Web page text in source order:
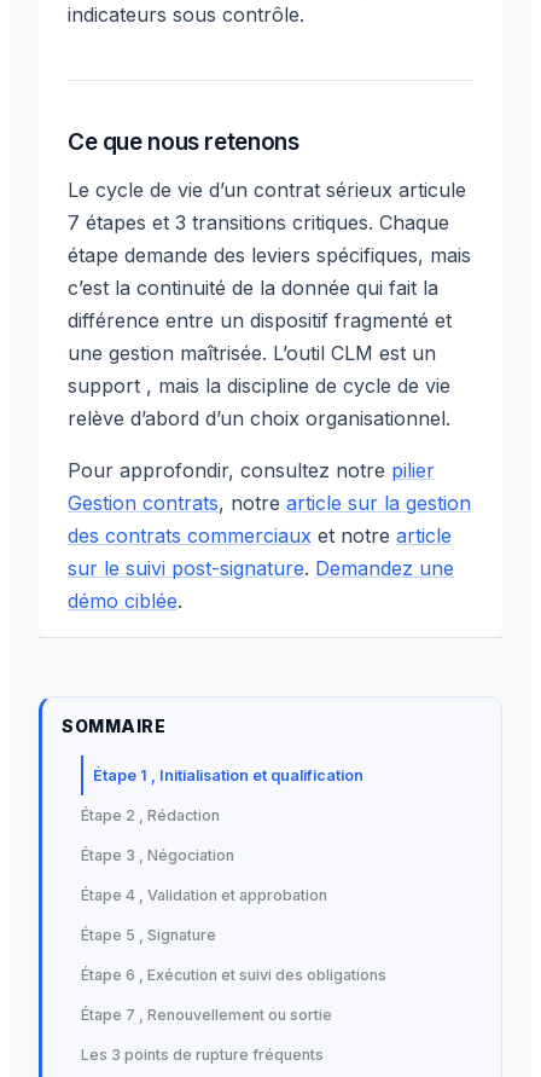
indicateurs sous contrôle.
Ce que nous retenons
Le cycle de vie d’un contrat sérieux articule
7 étapes et 3 transitions critiques. Chaque
étape demande des leviers spécifiques, mais
c’est la continuité de la donnée qui fait la
différence entre un dispositif fragmenté et
une gestion maîtrisée. L’outil CLM est un
support , mais la discipline de cycle de vie
relève d’abord d’un choix organisationnel.
Pour approfondir, consultez notre pilier
Gestion contrats, notre article sur la gestion
des contrats commerciaux et notre article
sur le suivi post-signature. Demandez une
démo ciblée.
SOMMAIRE
Étape 1 , Initialisation et qualification
Étape 2 , Rédaction
Étape 3 , Négociation
Étape 4 , Validation et approbation
Étape 5 , Signature
Étape 6 , Exécution et suivi des obligations
Étape 7 , Renouvellement ou sortie
Les 3 points de rupture fréquents